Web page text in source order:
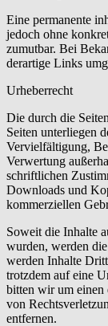
Eine permanente
jedoch ohne
zumutbar. Bei
derartige Links
Urheberrecht
Die durch die
Seiten unterliegen
Vervielfältigung,
Verwertung
schriftlichen
Downloads und
kommerziellen
Soweit die Inhalte
wurden, werden
werden Inhalte
trotzdem auf eine
bitten wir um einen
von
entfernen.